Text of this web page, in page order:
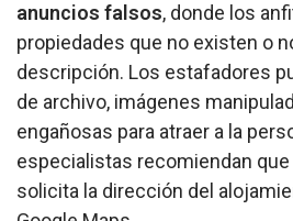
anuncios falsos, donde los
propiedades que no existen o
descripción. Los estafadores
de archivo, imágenes
engañosas para atraer a la
especialistas recomiendan
solicita la dirección del